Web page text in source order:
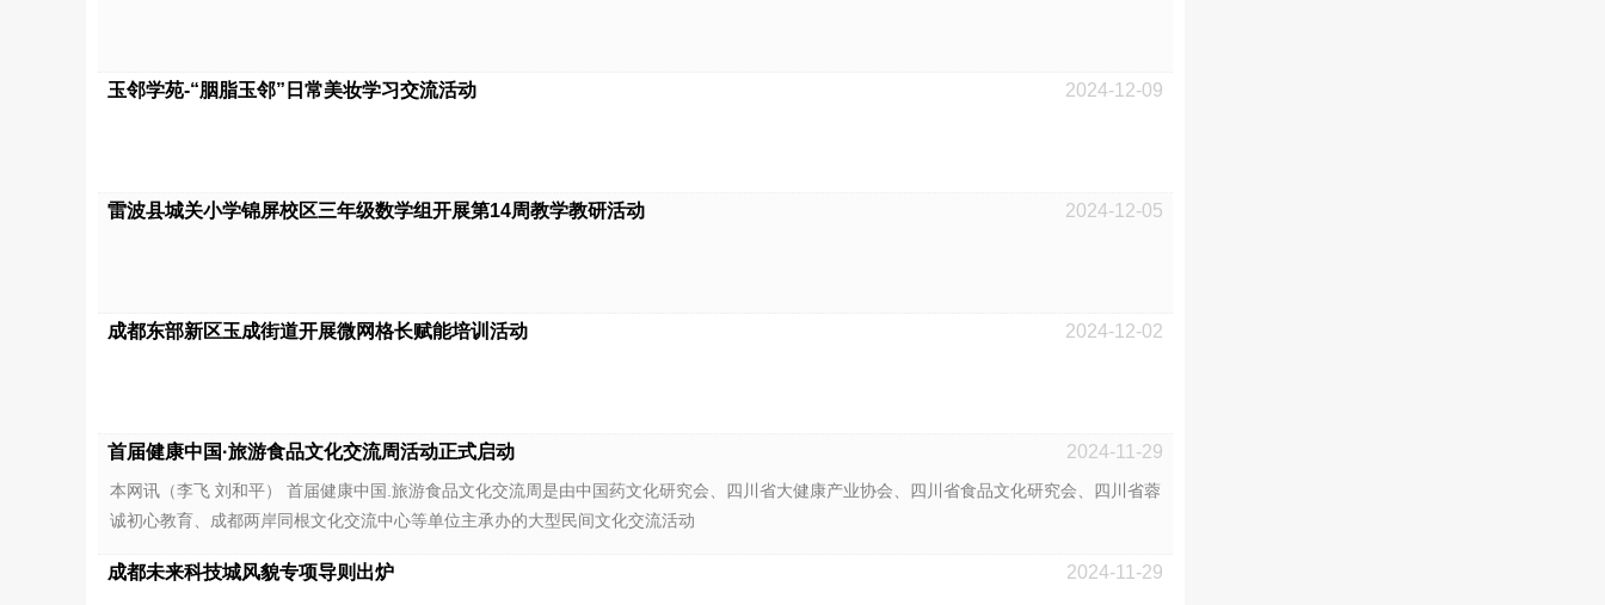
玉邻学苑-“胭脂玉邻”日常美妆学习交流活动 2024-12-09
​雷波县城关小学锦屏校区三年级数学组开展第14周教学教研活动 2024-12-05
成都东部新区玉成街道开展微网格长赋能培训活动 2024-12-02
首届健康中国·旅游食品文化交流周活动正式启动 2024-11-29
本网讯（李飞 刘和平） 首届健康中国.旅游食品文化交流周是由中国药文化研究会、四川省大健康产业协会、四川省食品文化研究会、四川省蓉
诚初心教育、成都两岸同根文化交流中心等单位主承办的大型民间文化交流活动
成都未来科技城风貌专项导则出炉 2024-11-29